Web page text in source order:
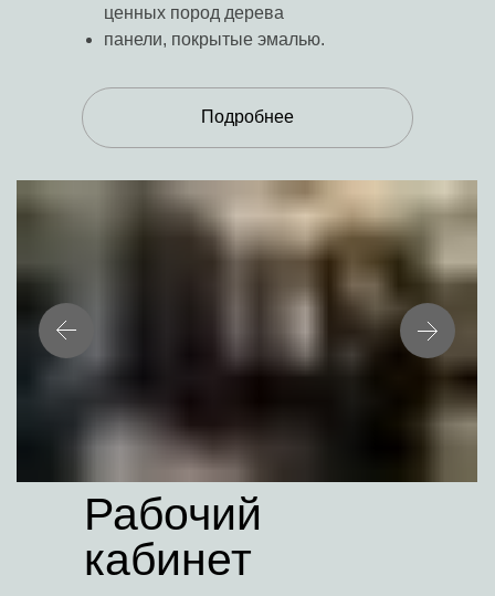
ценных пород дерева
панели, покрытые эмалью.
Подробнее
Рабочий
кабинет